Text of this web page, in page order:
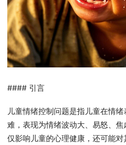
#### 引言
儿童情绪控制问题是指儿童在情
难，表现为情绪波动大、易怒、
仅影响儿童的心理健康，还可能